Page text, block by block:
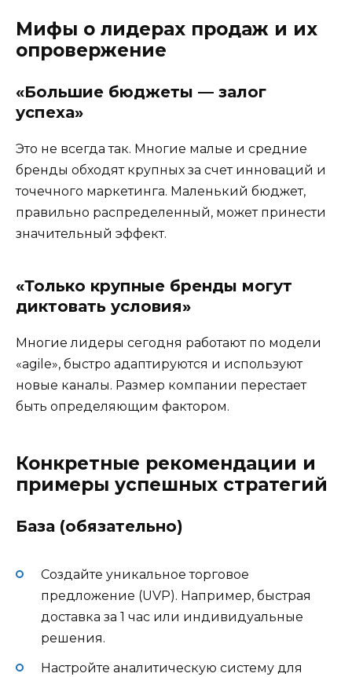
Мифы о лидерах продаж и их
опровержение
«Большие бюджеты — залог
успеха»
Это не всегда так. Многие малые и средние
бренды обходят крупных за счет инноваций и
точечного маркетинга. Маленький бюджет,
правильно распределенный, может принести
значительный эффект.
«Только крупные бренды могут
диктовать условия»
Многие лидеры сегодня работают по модели
«agile», быстро адаптируются и используют
новые каналы. Размер компании перестает
быть определяющим фактором.
Конкретные рекомендации и
примеры успешных стратегий
База (обязательно)
Создайте уникальное торговое
предложение (UVP). Например, быстрая
доставка за 1 час или индивидуальные
решения.
Настройте аналитическую систему для